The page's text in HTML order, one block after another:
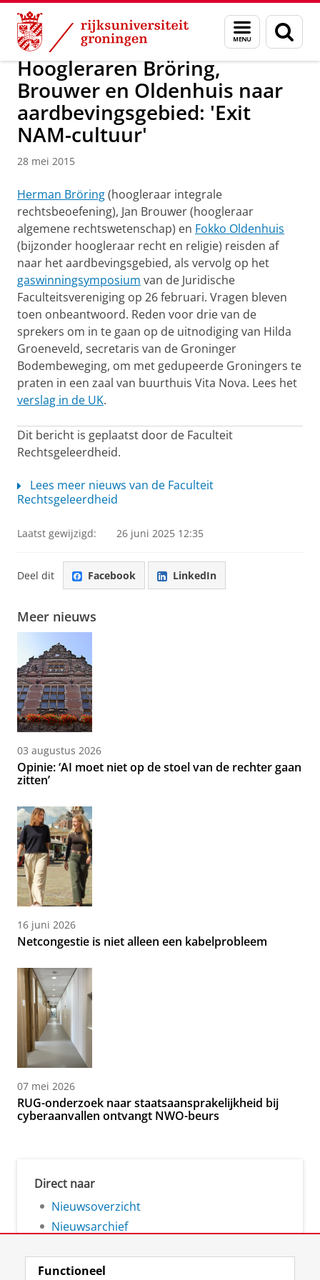
Skip
Content
Skip
Navigation
Menu
en
zoeken
Over ons Actueel Nieuws Nieuwsberichten
Hoogleraren Bröring,
Brouwer en Oldenhuis naar
aardbevingsgebied: 'Exit
NAM-cultuur'
28 mei 2015
Herman Bröring(hoogleraar integrale
rechtsbeoefening), Jan Brouwer (hoogleraar
algemene rechtswetenschap) en Fokko Oldenhuis
(bijzonder hoogleraar recht en religie) reisden af
naar het aardbevingsgebied, als vervolg op het
gaswinningsymposium van de Juridische
Faculteitsvereniging op 26 februari. Vragen bleven
toen onbeantwoord. Reden voor drie van de
sprekers om in te gaan op de uitnodiging van Hilda
Groeneveld, secretaris van de Groninger
Bodembeweging, om met gedupeerde Groningers te
praten in een zaal van buurthuis Vita Nova. Lees het
verslag in de UK.
Dit bericht is geplaatst door de Faculteit
Rechtsgeleerdheid.
Lees meer nieuws van de Faculteit
Rechtsgeleerdheid
Laatst gewijzigd: 26 juni 2025 12:35
Deel dit Facebook LinkedIn
Meer nieuws
03 augustus 2026
Opinie: ‘AI moet niet op de stoel van de rechter gaan
zitten’
16 juni 2026
Netcongestie is niet alleen een kabelprobleem
07 mei 2026
RUG-onderzoek naar staatsaansprakelijkheid bij
cyberaanvallen ontvangt NWO-beurs
Direct naar
Nieuwsoverzicht
Nieuwsarchief
Functioneel